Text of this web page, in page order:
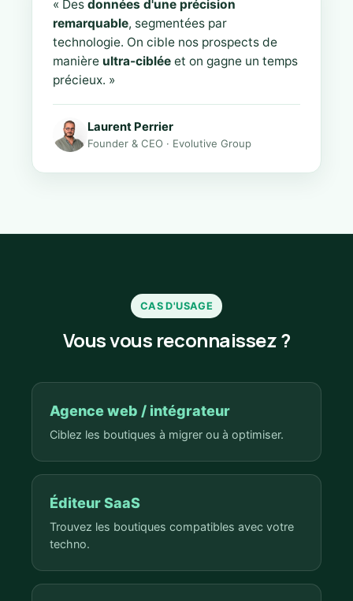
« Des données d'une précision
remarquable, segmentées par
technologie. On cible nos prospects de
manière ultra-ciblée et on gagne un temps
précieux. »
Laurent Perrier
Founder & CEO · Evolutive Group
CAS D'USAGE
Vous vous reconnaissez ?
Agence web / intégrateur
Ciblez les boutiques à migrer ou à optimiser.
Éditeur SaaS
Trouvez les boutiques compatibles avec votre
techno.